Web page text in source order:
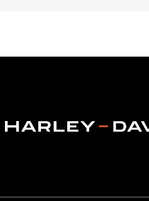
2 year limited